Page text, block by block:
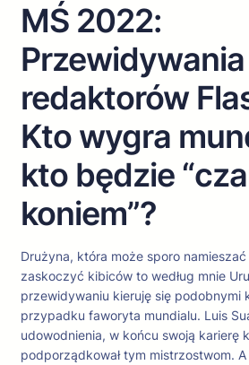
MŚ 2022:
Przewidywania
redaktorów
Kto wygra
kto będzie
koniem”?
Drużyna, która może sporo
zaskoczyć kibiców to według mnie
przewidywaniu kieruję się podobnymi
przypadku faworyta mundialu. Luis
udowodnienia, w końcu swoją karierę
podporządkował tym mistrzostwom.